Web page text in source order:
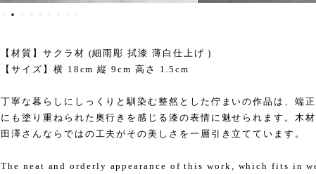
【材質】サクラ材 (細雨彫 拭漆 薄白仕上げ )
【サイズ】横 18cm 縦 9cm 高さ 1.5cm
丁寧な暮らしにしっくりと馴染む整然とした佇まいの作品は、端
にも塗り重ねられた奥行きを感じる漆の表情に魅せられます。木
田澤さんならではの工夫がその美しさを一層引き立てています。
The neat and orderly appearance of this work, which fits in